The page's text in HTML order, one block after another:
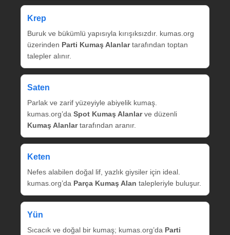
Krep
Buruk ve bükümlü yapısıyla kırışıksızdır. kumas.org
üzerinden Parti Kumaş Alanlartarafından toptan
talepler alınır.
Saten
Parlak ve zarif yüzeyiyle abiyelik kumaş.
kumas.org’da Spot Kumaş Alanlarve düzenli
Kumaş Alanlartarafından aranır.
Keten
Nefes alabilen doğal lif, yazlık giysiler için ideal.
kumas.org’da Parça Kumaş Alan talepleriyle buluşur.
Yün
Sıcacık ve doğal bir kumaş; kumas.org’da Parti